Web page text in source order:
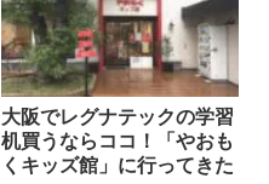
大阪でレグナテックの学習
机買うならココ！「やおも
くキッズ館」に行ってきた